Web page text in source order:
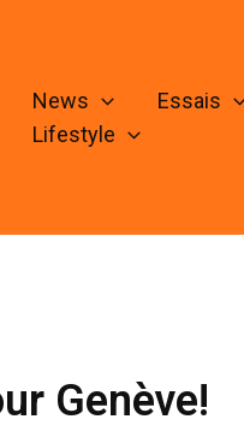
News
Essais
Lifestyle
Genève!